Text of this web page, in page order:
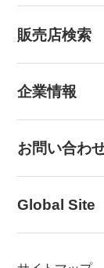
販売店検索
企業情報
お問い合わ
Global Site